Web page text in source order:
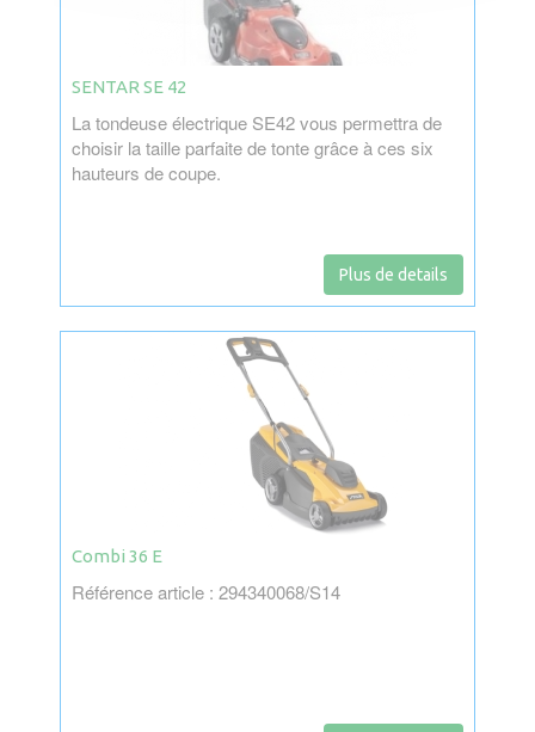
SENTAR SE 42
La tondeuse électrique SE42 vous permettra de
choisir la taille parfaite de tonte grâce à ces six
hauteurs de coupe.
Plus de details
Combi 36 E
Référence article : 294340068/S14